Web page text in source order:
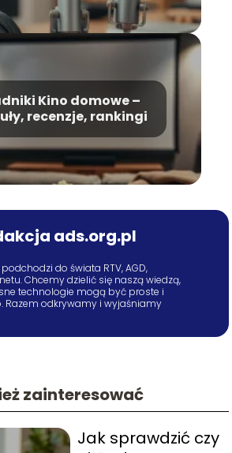
Kino domowe –
recenzje, rankingi
ads.org.pl
do świata RTV, AGD,
Chcemy dzielić się naszą wiedzą,
technologie mogą być proste i
Razem odkrywamy i wyjaśniamy
zainteresować
Jak sprawdzić czy